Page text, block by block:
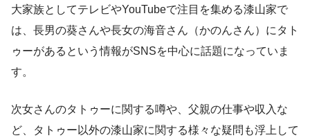
大家族としてテレビやYouTubeで注目を集める漆山家で
は、長男の葵さんや長女の海音さん（かのんさん）にタト
ゥーがあるという情報がSNSを中心に話題になっていま
す。
次女さんのタトゥーに関する噂や、父親の仕事や収入な
ど、タトゥー以外の漆山家に関する様々な疑問も浮上して